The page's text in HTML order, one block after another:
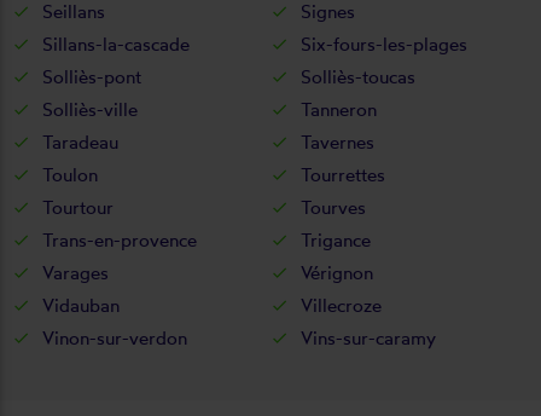
Seillans
Signes
Sillans-la-cascade
Six-fours-les-plages
Solliès-pont
Solliès-toucas
Solliès-ville
Tanneron
Taradeau
Tavernes
Toulon
Tourrettes
Tourtour
Tourves
Trans-en-provence
Trigance
Varages
Vérignon
Vidauban
Villecroze
Vinon-sur-verdon
Vins-sur-caramy